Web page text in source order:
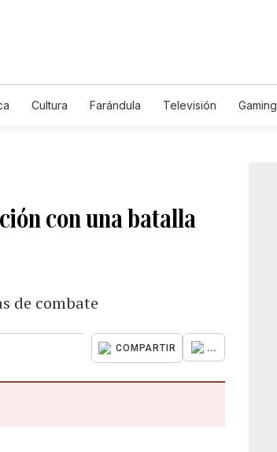
Cultura Farándula Televisión Gaming
con una batalla
de combate
COMPARTIR ...